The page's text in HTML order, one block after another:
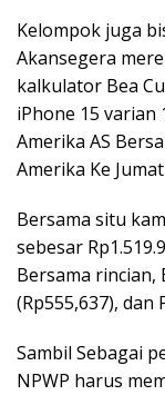
Kelompok juga
Akansegera
kalkulator Bea
iPhone 15 varian
Amerika AS
Amerika Ke
Bersama situ
sebesar
Bersama rincian,
(Rp555,637), dan
Sambil Sebagai
NPWP harus